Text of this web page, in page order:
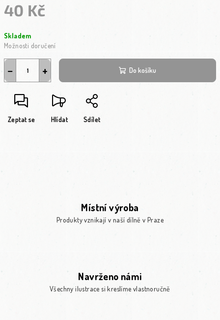
40 Kč
Skladem
Možnosti doručení
+
− Do košíku
Zeptat se Hlídat Sdílet
Místní výroba
Produkty vznikají v naší dílně v Praze
Navrženo námi
Všechny ilustrace si kreslíme vlastnoručně